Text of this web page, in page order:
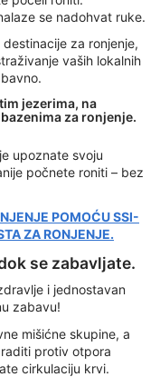
se nadohvat ruke.
za ronjenje,
vaših lokalnih
jezerima, na
za ronjenje.
upoznate svoju
počnete roniti – bez
POMOĆU SSI-
ZA RONJENJE.
se zabavljate.
i jednostavan
zabavu!
mišićne skupine, a
protiv otpora
cirkulaciju krvi.